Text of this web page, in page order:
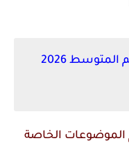
مواضيع و حلول شهادة التعليم المتوسط 2026
الموضوعات الخاصة